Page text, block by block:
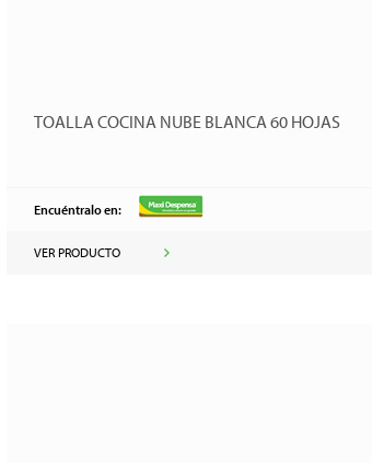
TOALLA COCINA NUBE BLANCA 60 HOJAS
Encuéntralo en:
VER PRODUCTO